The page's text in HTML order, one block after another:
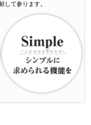
して参ります。